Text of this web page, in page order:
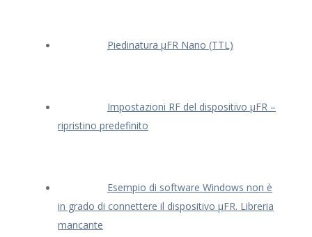
Piedinatura μFR Nano (TTL)
Impostazioni RF del dispositivo μFR –
ripristino predefinito
Esempio di software Windows non è
in grado di connettere il dispositivo μFR. Libreria
mancante